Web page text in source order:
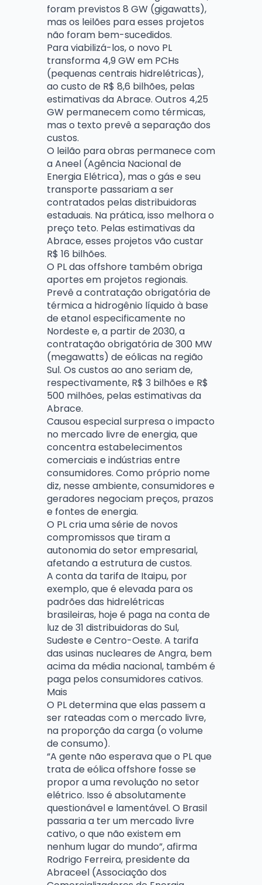
foram previstos 8 GW (gigawatts),
mas os leilões para esses projetos
não foram bem-sucedidos.
Para viabilizá-los, o novo PL
transforma 4,9 GW em PCHs
(pequenas centrais hidrelétricas),
ao custo de R$ 8,6 bilhões, pelas
estimativas da Abrace. Outros 4,25
GW permanecem como térmicas,
mas o texto prevê a separação dos
custos.
O leilão para obras permanece com
a Aneel (Agência Nacional de
Energia Elétrica), mas o gás e seu
transporte passariam a ser
contratados pelas distribuidoras
estaduais. Na prática, isso melhora o
preço teto. Pelas estimativas da
Abrace, esses projetos vão custar
R$ 16 bilhões.
O PL das offshore também obriga
aportes em projetos regionais.
Prevê a contratação obrigatória de
térmica a hidrogênio líquido à base
de etanol especificamente no
Nordeste e, a partir de 2030, a
contratação obrigatória de 300 MW
(megawatts) de eólicas na região
Sul. Os custos ao ano seriam de,
respectivamente, R$ 3 bilhões e R$
500 milhões, pelas estimativas da
Abrace.
Causou especial surpresa o impacto
no mercado livre de energia, que
concentra estabelecimentos
comerciais e indústrias entre
consumidores. Como próprio nome
diz, nesse ambiente, consumidores e
geradores negociam preços, prazos
e fontes de energia.
O PL cria uma série de novos
compromissos que tiram a
autonomia do setor empresarial,
afetando a estrutura de custos.
A conta da tarifa de Itaipu, por
exemplo, que é elevada para os
padrões das hidrelétricas
brasileiras, hoje é paga na conta de
luz de 31 distribuidoras do Sul,
Sudeste e Centro-Oeste. A tarifa
das usinas nucleares de Angra, bem
acima da média nacional, também é
paga pelos consumidores cativos.
Mais
O PL determina que elas passem a
ser rateadas com o mercado livre,
na proporção da carga (o volume
de consumo).
“A gente não esperava que o PL que
trata de eólica offshore fosse se
propor a uma revolução no setor
elétrico. Isso é absolutamente
questionável e lamentável. O Brasil
passaria a ter um mercado livre
cativo, o que não existem em
nenhum lugar do mundo”, afirma
Rodrigo Ferreira, presidente da
Abraceel (Associação dos